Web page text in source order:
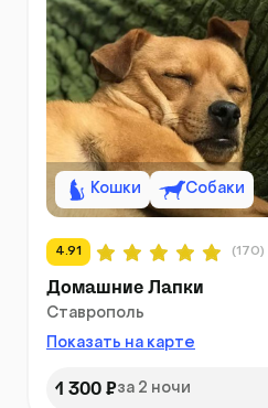
Кошки Собаки
4.91 (170)
Домашние Лапки
Ставрополь
Показать на карте
1 300 ₽за 2 ночи